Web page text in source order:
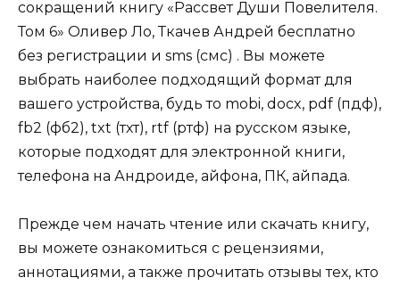
сокращений книгу «Рассвет Души Повелителя.
Том 6» Оливер Ло, Ткачев Андрей бесплатно
без регистрации и sms (смс) . Вы можете
выбрать наиболее подходящий формат для
вашего устройства, будь то mobi, docx, pdf (пдф),
fb2 (фб2), txt (тхт), rtf (ртф) на русском языке,
которые подходят для электронной книги,
телефона на Андроиде, айфона, ПК, айпада.
Прежде чем начать чтение или скачать книгу,
вы можете ознакомиться с рецензиями,
аннотациями, а также прочитать отзывы тех, кто